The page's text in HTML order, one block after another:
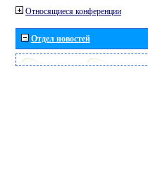
Относящиеся конференции
Отдел новостей